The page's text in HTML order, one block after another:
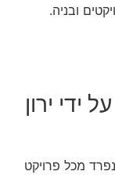
ובניה.
ידי ירון
מכל פרויקט